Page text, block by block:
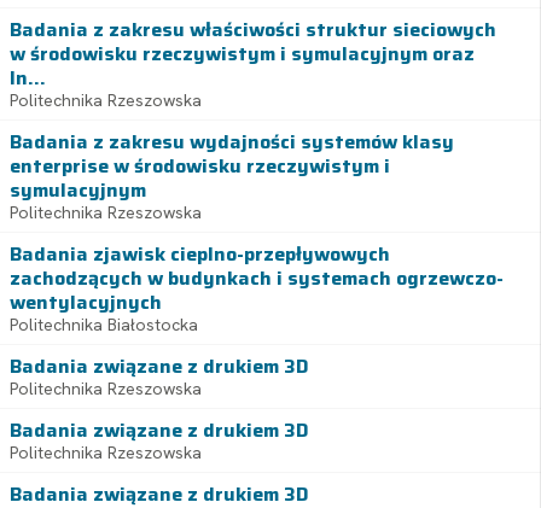
Badania z zakresu właściwości struktur sieciowych
w środowisku rzeczywistym i symulacyjnym oraz
In...
Politechnika Rzeszowska
Badania z zakresu wydajności systemów klasy
enterprise w środowisku rzeczywistym i
symulacyjnym
Politechnika Rzeszowska
Badania zjawisk cieplno-przepływowych
zachodzących w budynkach i systemach ogrzewczo-
wentylacyjnych
Politechnika Białostocka
Badania związane z drukiem 3D
Politechnika Rzeszowska
Badania związane z drukiem 3D
Politechnika Rzeszowska
Badania związane z drukiem 3D